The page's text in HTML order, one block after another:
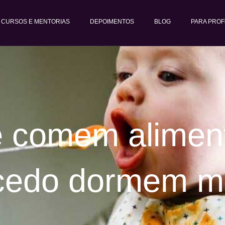
CURSOS E MENTORIAS DEPOIMENTOS BLOG PARA
comem
dormem